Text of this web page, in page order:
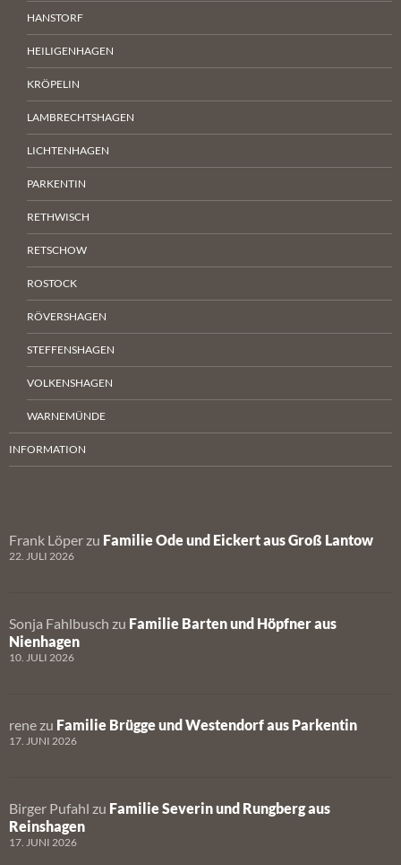
HANSTORF
HEILIGENHAGEN
KRÖPELIN
LAMBRECHTSHAGEN
LICHTENHAGEN
PARKENTIN
RETHWISCH
RETSCHOW
ROSTOCK
RÖVERSHAGEN
STEFFENSHAGEN
VOLKENSHAGEN
WARNEMÜNDE
INFORMATION
Frank Löper zu Familie Ode und Eickert aus Groß Lantow
22. JULI 2026
Sonja Fahlbusch zu Familie Barten und Höpfner aus
Nienhagen
10. JULI 2026
rene zu Familie Brügge und Westendorf aus Parkentin
17. JUNI 2026
Birger Pufahl zu Familie Severin und Rungberg aus
Reinshagen
17. JUNI 2026